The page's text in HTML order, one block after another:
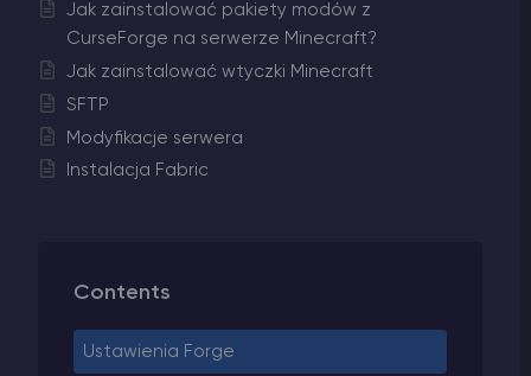
Jak zainstalować pakiety modów z
CurseForge na serwerze Minecraft?
Jak zainstalować wtyczki Minecraft
SFTP
Modyfikacje serwera
Instalacja Fabric
Contents
Ustawienia Forge